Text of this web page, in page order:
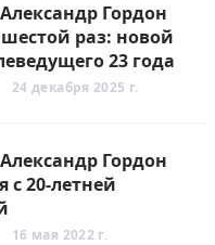
Гордон
раз: новой
23 года
24 декабря 2025 г.
Гордон
с 20-летней
16 мая 2022 г.